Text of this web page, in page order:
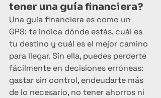
tener una guía financiera?
Una guía financiera es como un
GPS: te indica dónde estás, cuál es
tu destino y cuál es el mejor camino
para llegar. Sin ella, puedes perderte
fácilmente en decisiones erróneas:
gastar sin control, endeudarte más
de lo necesario, no tener ahorros ni